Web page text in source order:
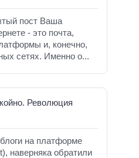
пост Ваша
- это почта,
и, конечно,
сетях. Именно о...
Революция
на платформе
наверняка обратили